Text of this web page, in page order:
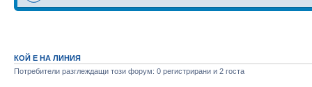
КОЙ Е НА ЛИНИЯ
Потребители разглеждащи този форум: 0 регистрирани и 2 госта